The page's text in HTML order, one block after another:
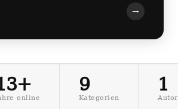
→
online
9
Kategorien
1
Autor